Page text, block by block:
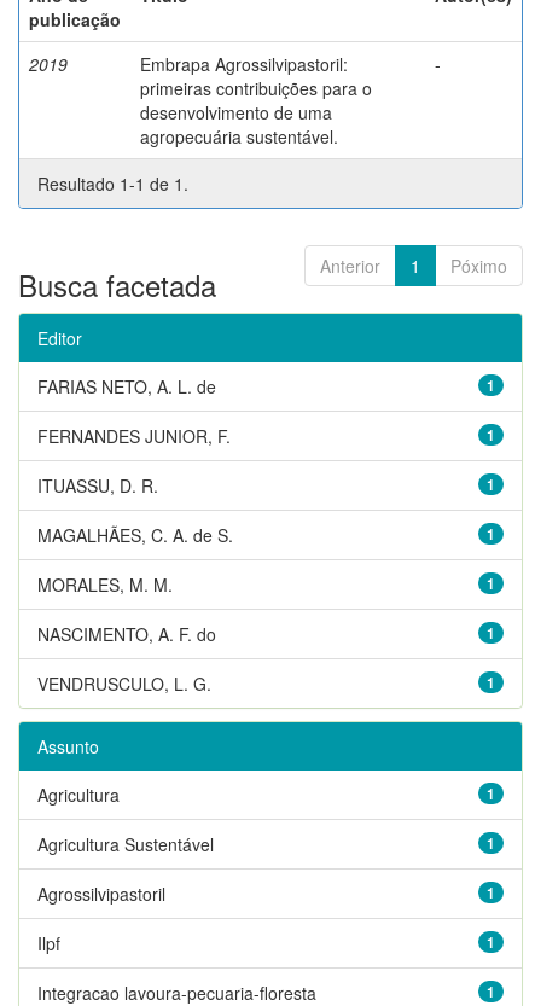
publicação
2019
Embrapa Agrossilvipastoril:
primeiras contribuições para o
desenvolvimento de uma
agropecuária sustentável.
-
Resultado 1-1 de 1.
Anterior 1 Póximo
Busca facetada
Editor
1
FARIAS NETO, A. L. de
1
FERNANDES JUNIOR, F.
1
ITUASSU, D. R.
1
MAGALHÃES, C. A. de S.
1
MORALES, M. M.
1
NASCIMENTO, A. F. do
1
VENDRUSCULO, L. G.
Assunto
1
Agricultura
1
Agricultura Sustentável
1
Agrossilvipastoril
1
Ilpf
1
Integracao lavoura-pecuaria-floresta